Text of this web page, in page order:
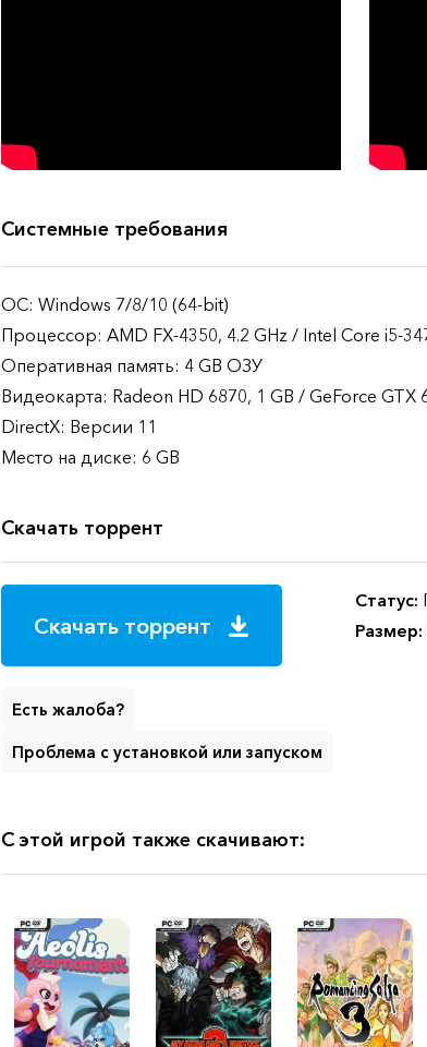
Системные требования
ОС: Windows 7/8/10 (64-bit)
Процессор: AMD FX-4350, 4.2 GHz / Intel Core i5-
Оперативная память: 4 GB ОЗУ
Видеокарта: Radeon HD 6870, 1 GB / GeForce GTX
DirectX: Версии 11
Место на диске: 6 GB
Скачать торрент
Скачать торрент
Статус:
Размер:
Есть жалоба?
Проблема с установкой или запуском
С этой игрой также скачивают: